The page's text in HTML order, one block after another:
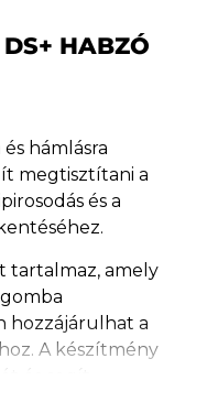
HABZÓ
hámlásra
megtisztítani a
és a
tartalmaz, amely
hozzájárulhat a
A készítmény
és segít